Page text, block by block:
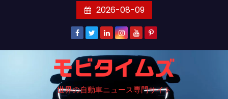
ン
2026-08-09
モビタイムズ
世界の自動車ニュース専門サイト